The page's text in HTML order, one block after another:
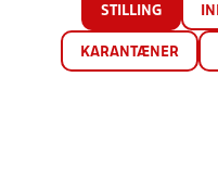
STILLING
KARANTÆNER